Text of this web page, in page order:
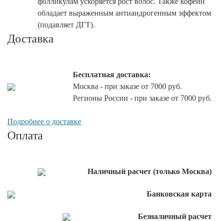
обладает выраженным антиандрогенным эффектом
(подавляет ДГТ).
Доставка
Бесплатная доставка:
Москва - при заказе от 7000 руб.
Регионы России - при заказе от 7000 руб.
Подробнее о доставке
Оплата
Наличный расчет (только Москва)
Банковская карта
Безналичный расчет